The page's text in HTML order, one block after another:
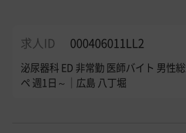
求人ID 000406011LL2
泌尿器科 ED 非常勤 医師バイト 男性
ペ 週1日～｜広島 八丁堀